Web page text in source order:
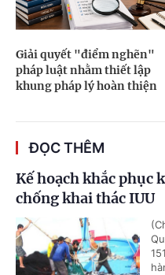
Giải quyết "điểm nghẽn"
pháp luật nhằm thiết lập
khung pháp lý hoàn thiện
ĐỌC THÊM
Kế hoạch khắc phục
chống khai thác IUU